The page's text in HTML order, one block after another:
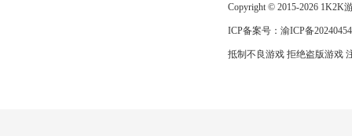
Copyright © 2015-2026 1K2K
ICP备案号： 渝ICP备
抵制不良游戏 拒绝盗版游戏